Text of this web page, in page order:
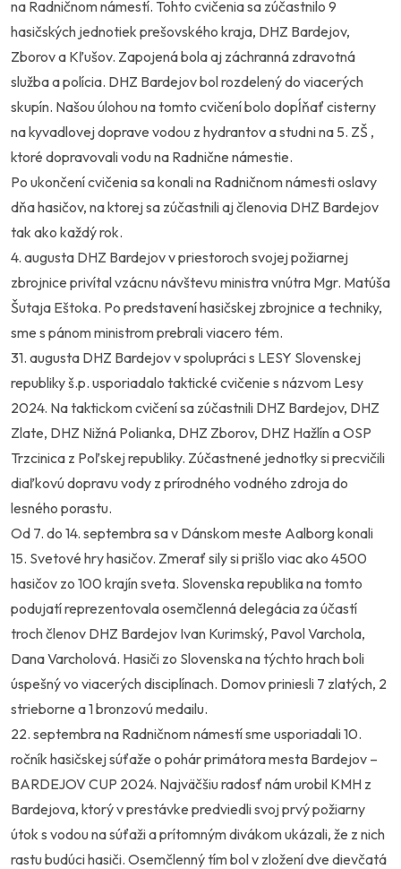
na Radničnom námestí. Tohto cvičenia sa zúčastnilo 9
hasičských jednotiek prešovského kraja, DHZ Bardejov,
Zborov a Kľušov. Zapojená bola aj záchranná zdravotná
služba a polícia. DHZ Bardejov bol rozdelený do viacerých
skupín. Našou úlohou na tomto cvičení bolo dopĺňať cisterny
na kyvadlovej doprave vodou z hydrantov a studni na 5. ZŠ ,
ktoré dopravovali vodu na Radnične námestie.
Po ukončení cvičenia sa konali na Radničnom námesti oslavy
dňa hasičov, na ktorej sa zúčastnili aj členovia DHZ Bardejov
tak ako každý rok.
4. augusta DHZ Bardejov v priestoroch svojej požiarnej
zbrojnice privítal vzácnu návštevu ministra vnútra Mgr. Matúša
Šutaja Eštoka. Po predstavení hasičskej zbrojnice a techniky,
sme s pánom ministrom prebrali viacero tém.
31. augusta DHZ Bardejov v spolupráci s LESY Slovenskej
republiky š.p. usporiadalo taktické cvičenie s názvom Lesy
2024. Na taktickom cvičení sa zúčastnili DHZ Bardejov, DHZ
Zlate, DHZ Nižná Polianka, DHZ Zborov, DHZ Hažlín a OSP
Trzcinica z Poľskej republiky. Zúčastnené jednotky si precvičili
diaľkovú dopravu vody z prírodného vodného zdroja do
lesného porastu.
Od 7. do 14. septembra sa v Dánskom meste Aalborg konali
15. Svetové hry hasičov. Zmerať sily si prišlo viac ako 4500
hasičov zo 100 krajín sveta. Slovenska republika na tomto
podujatí reprezentovala osemčlenná delegácia za účastí
troch členov DHZ Bardejov Ivan Kurimský, Pavol Varchola,
Dana Varcholová. Hasiči zo Slovenska na týchto hrach boli
úspešný vo viacerých disciplínach. Domov priniesli 7 zlatých, 2
strieborne a 1 bronzovú medailu.
22. septembra na Radničnom námestí sme usporiadali 10.
ročník hasičskej súťaže o pohár primátora mesta Bardejov –
BARDEJOV CUP 2024. Najväčšiu radosť nám urobil KMH z
Bardejova, ktorý v prestávke predviedli svoj prvý požiarny
útok s vodou na súťaži a prítomným divákom ukázali, že z nich
rastu budúci hasiči. Osemčlenný tím bol v zložení dve dievčatá